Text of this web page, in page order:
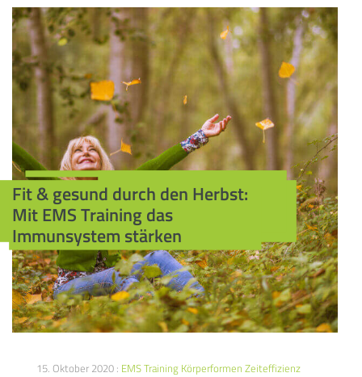
Fit & gesund durch den Herbst:
Mit EMS Training das
Immunsystem stärken
15. Oktober 2020 : EMS Training Körperformen Zeiteffizienz